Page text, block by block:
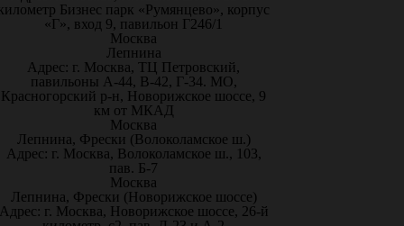
Бизнес парк «Румянцево», корпус
«Г», вход 9, павильон Г246/1
Москва
Лепнина
Адрес: г. Москва, ТЦ Петровский,
павильоны А-44, В-42, Г-34. МО,
Красногорский р-н, Новорижское шоссе, 9
км от МКАД
Москва
Лепнина, Фрески (Волоколамское ш.)
Адрес: г. Москва, Волоколамское ш., 103,
пав. Б-7
Москва
Лепнина, Фрески (Новорижское шоссе)
г. Москва, Новорижское шоссе, 26-й